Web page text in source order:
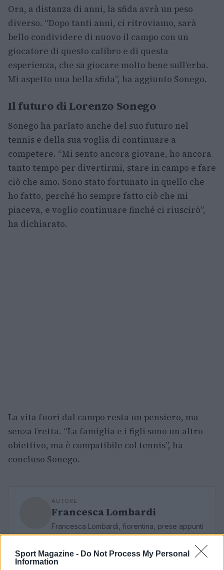
Sport Magazine - Do Not Process My Personal
Information
Ora, a distanza di anni, la sfida avrà un peso
diverso. “Dopo tanti anni, ci ritroviamo, sarà
bello condividere di nuovo il campo con un
giocatore di questo calibro e di questa
esperienza, che sa giocare molto bene sull’erba.
Mi aspetto una bella sfida”, ha aggiunto Sonego.
Il futuro di Lorenzo Sonego
Sonego ha parlato anche del suo futuro nel
tennis e della sua voglia di continuare a
competere. “Mi sento ancora giovane, ho ancora
tanto tempo per divertirmi, stare in campo e fare
ciò che amo. Sono stato fortunato in quello che
ho fatto, perché ho sempre fatto ciò che mi
piaceva, e voglio continuare finché ci riuscirò”,
ha dichiarato.
La vita fuori dal campo resta un pensiero, ma
senza fretta. “La famiglia e i figli sono un altro
obiettivo, ma è compatibile col tennis”, ha
concluso Sonego.
AUTORE
Francesca Lombardi
Francesca Lombardi, fiorentina, prese appunti
tecnici dal primo box di un circuito toscano e
da allora firma approfondimenti sui motori. In
redazione sostiene un approccio metodico